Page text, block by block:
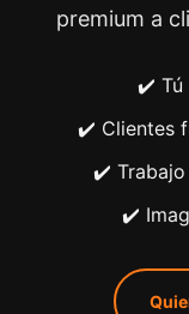
premium a
✔️ Tú
✔️ Clientes
✔️ Trabajo
✔️